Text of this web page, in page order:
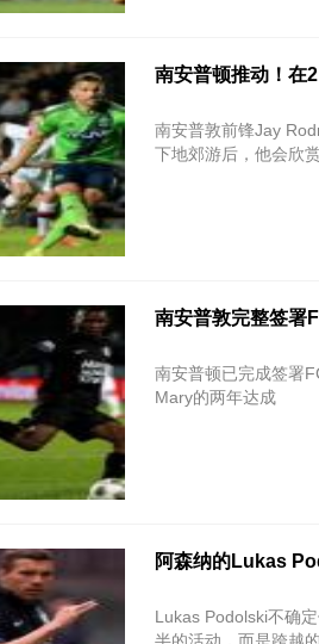
南安普顿推动！在
南安普敦前锋Jay
下地郊游后，他会欣
南安普敦完整签署
南安普顿已完成签署
Mary的两年达成
阿森纳的Lukas
Lukas Podolski不确